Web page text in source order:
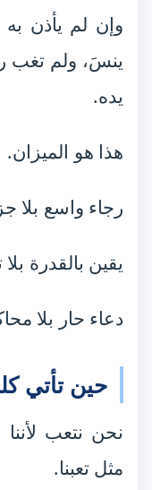
وإن لم يأذن به
ينسَ، ولم تغب
يده.
هذا هو الميزان.
رجاء واسع بلا
يقين بالقدرة
دعاء حار بلا
حين تأتي
نحن نتعب
مثل تعبنا.